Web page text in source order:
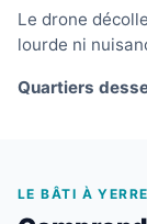
Le drone
lourde ni
Quartiers
LE BÂTI À